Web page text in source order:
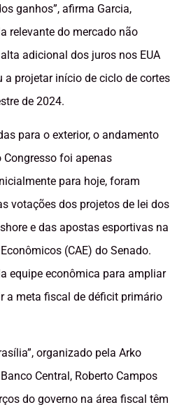
ganhos”, afirma Garcia,
relevante do mercado não
adicional dos juros nos EUA
a projetar início de ciclo de cortes
de 2024.
para o exterior, o andamento
foi apenas
para hoje, foram
votações dos projetos de lei dos
e das apostas esportivas na
(CAE) do Senado.
equipe econômica para ampliar
a meta fiscal de déficit primário
organizado pela Arko
Central, Roberto Campos
do governo na área fiscal têm